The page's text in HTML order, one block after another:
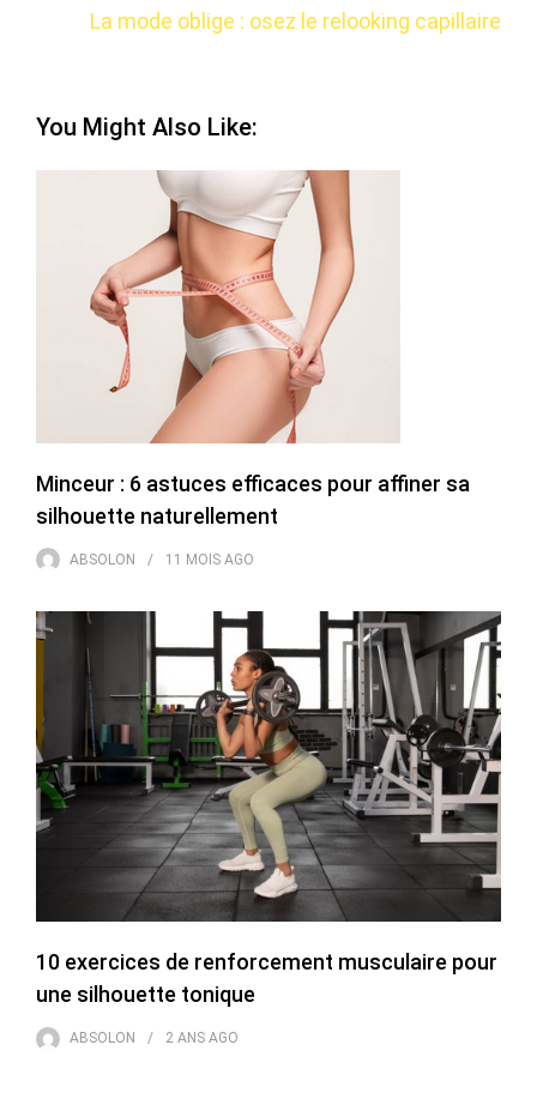
La mode oblige : osez le relooking capillaire
You Might Also Like:
Minceur : 6 astuces efficaces pour affiner sa
silhouette naturellement
ABSOLON 11 MOIS AGO
10 exercices de renforcement musculaire pour
une silhouette tonique
ABSOLON 2 ANS AGO